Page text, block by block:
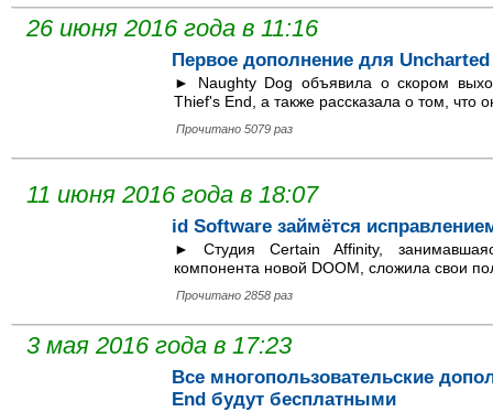
26 июня 2016 года в 11:16
Первое дополнение для
► Naughty Dog объявила о скором
Thief's End, а также рассказала о том, что
Прочитано 5079 раз
11 июня 2016 года в 18:07
id Software займётся
► Студия Certain Affinity,
компонента новой DOOM, сложила свои
Прочитано 2858 раз
3 мая 2016 года в 17:23
Все многопользовательские
End будут бесплатными